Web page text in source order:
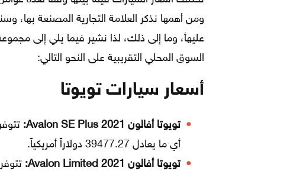
ومن أهمها نذكر العلامة التجارية المصنعة بها،
السوق المحلي التقريبية على النحو التالي:
أسعار سيارات تويوتا
تويوتا أفالون Avalon SE Plus 2021:
أي ما يعادل 39477.27 دولاراً أمريكياً.
تويوتا أفالون Avalon Limited 2021: